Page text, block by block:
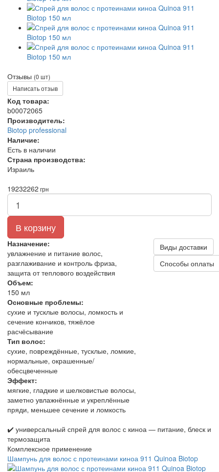
Отзывы (0 шт)
Написать отзыв
Код товара:
b00072065
Производитель:
Biotop professional
Наличие:
Есть в наличии
Страна производства:
Израиль
19232262 грн
В корзину
Назначение:
увлажнение и питание волос,
разглаживание и контроль фриза,
защита от теплового воздействия
Объем:
150 мл
Основные проблемы:
сухие и тусклые волосы, ломкость и
сечение кончиков, тяжёлое
расчёсывание
Тип волос:
сухие, повреждённые, тусклые, ломкие,
нормальные, окрашенные/
обесцвеченные
Эффект:
мягкие, гладкие и шелковистые волосы,
заметно увлажнённые и укреплённые
пряди, меньшее сечение и ломкость
Виды доставки
Способы оплаты
✔️ универсальный спрей для волос с киноа — питание, блеск и
термозащита
Комплексное применение
Шампунь для волос с протеинами киноа 911 Quinoa Biotop